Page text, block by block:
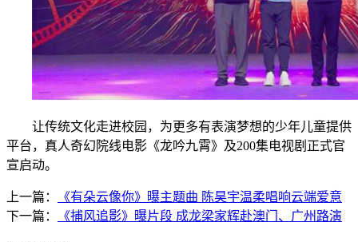
让传统文化走进校园，为更多有表演梦想的少年儿童提供
平台，真人奇幻院线电影《龙吟九霄》及200集电视剧正式官
宣启动。
上一篇：
《有朵云像你》曝主题曲 陈昊宇温柔唱响云端爱意
下一篇：
《捕风追影》曝片段 成龙梁家辉赴澳门、广州路演